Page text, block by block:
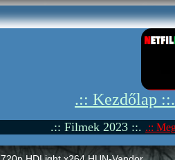
.:: Kezdőlap
.:: Filmek 2023 ::. .::